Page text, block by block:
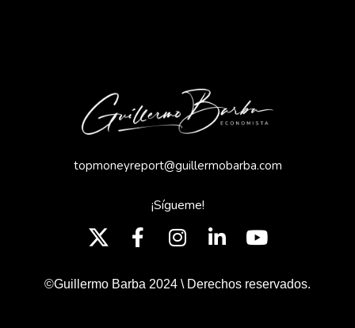
topmoneyreport@guillermobarba.com
¡Sígueme!
©Guillermo Barba 2024 \ Derechos reservados.